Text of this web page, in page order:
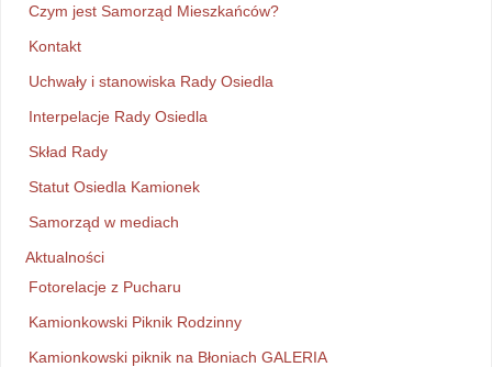
Czym jest Samorząd Mieszkańców?
Kontakt
Uchwały i stanowiska Rady Osiedla
Interpelacje Rady Osiedla
Skład Rady
Statut Osiedla Kamionek
Samorząd w mediach
Aktualności
Fotorelacje z Pucharu
Kamionkowski Piknik Rodzinny
Kamionkowski piknik na Błoniach GALERIA